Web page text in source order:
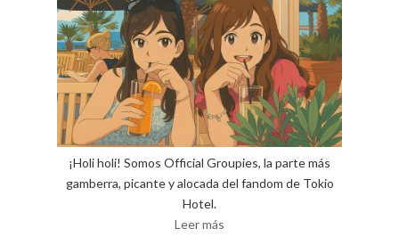
¡Holi holi! Somos Official Groupies, la parte más
gamberra, picante y alocada del fandom de Tokio
Hotel.
Leer más